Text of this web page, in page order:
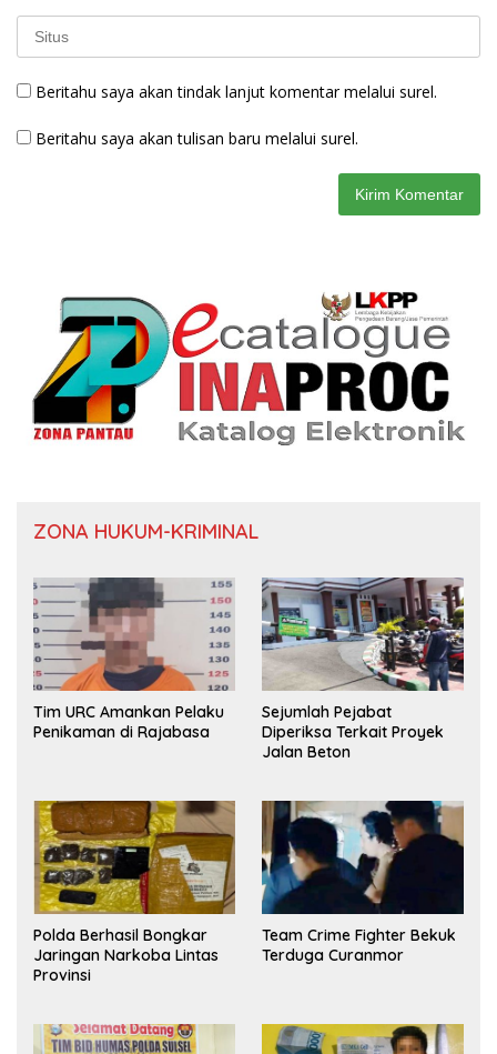
Beritahu saya akan tindak lanjut komentar melalui surel.
Beritahu saya akan tulisan baru melalui surel.
ZONA HUKUM-KRIMINAL
Tim URC Amankan Pelaku
Penikaman di Rajabasa
Sejumlah Pejabat
Diperiksa Terkait Proyek
Jalan Beton
Polda Berhasil Bongkar
Jaringan Narkoba Lintas
Provinsi
Team Crime Fighter Bekuk
Terduga Curanmor